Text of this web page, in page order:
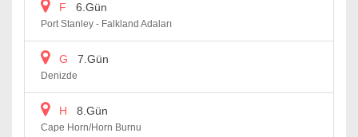
F 6.Gün
Port Stanley - Falkland Adaları
G 7.Gün
Denizde
H 8.Gün
Cape Horn/Horn Burnu